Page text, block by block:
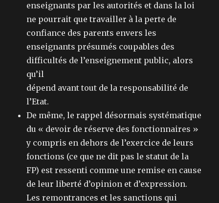
enseignants par les autorités et dans la loi
ne pourrait que travailler à la perte de
confiance des parents envers les
enseignants présumés coupables des
difficultés de l’enseignement public, alors
qu’il
dépend avant tout de la responsabilité de
l’Etat.
De même, le rappel désormais systématique
du « devoir de réserve des fonctionnaires »
y compris en dehors de l’exercice de leurs
fonctions (ce que ne dit pas le statut de la
FP) est ressenti comme une remise en cause
de leur liberté d’opinion et d’expression.
Les remontrances et les sanctions qui